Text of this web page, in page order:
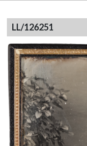
LL/126251